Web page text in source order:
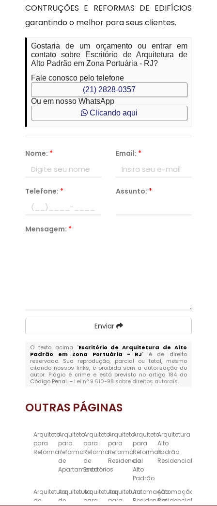
CONTRUÇÕES E REFORMAS DE EDIFÍCIOS
garantindo o melhor para seus clientes.
Gostaria de um orçamento ou entrar em
contato sobre Escritório de Arquitetura de
Alto Padrão em Zona Portuária - RJ?
Fale conosco pelo telefone
(21) 2828-0357
Ou em nosso WhatsApp
Clicando aqui
Nome: * Email: *
Telefone: * Assunto: *
Mensagem: *
Enviar
O texto acima "Escritório de Arquitetura de Alto
Padrão em Zona Portuária - RJ" é de direito
reservado. Sua reprodução, parcial ou total, mesmo
citando nossos links, é proibida sem a autorização do
autor. Plágio é crime e está previsto no artigo 184 do
Código Penal. – Lei n° 9.610-98 sobre direitos autorais.
OUTRAS PÁGINAS
Arquiteto
para
Reforma
Arquiteto
para
Reforma
de
Apartamento
Arquiteto
para
Reforma
de
Escritórios
Arquiteto
para
Reforma
Residencial
Arquiteto
para
Reformas
de
Alto
Padrão
Arquitetura
Alto
Padrão
Residencial
Arquitetura
de
Arquitetura
de
Arquitetura
para
Arquitetura
para
Automação
Residencial
Automação
Residencial